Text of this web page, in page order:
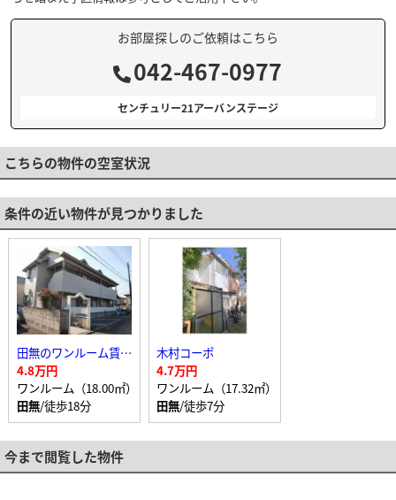
お部屋探しのご依頼はこちら
042-467-0977
センチュリー21アーバンステージ
こちらの物件の空室状況
条件の近い物件が見つかりました
田無のワンルーム賃貸アパート
4.8万円
ワンルーム（18.00㎡）
田無/徒歩18分
木村コーポ
4.7万円
ワンルーム（17.32㎡）
田無/徒歩7分
今まで閲覧した物件